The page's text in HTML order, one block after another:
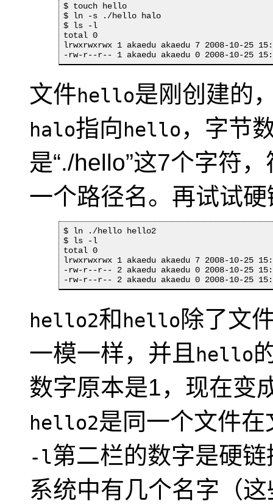
$ touch hello
$ ln -s ./hello halo
$ ls -l
total 0
lrwxrwxrwx 1 akaedu akaedu 7 2008-10-25
-rw-r--r-- 1 akaedu akaedu 0 2008-10-25
文件hello是刚创建的
halo指向 hello，字节
是“./hello”这7个字符
一个路径名。再试试
$ ln ./hello hello2
$ ls -l
total 0
lrwxrwxrwx 1 akaedu akaedu 7 2008-10-25
-rw-r--r-- 2 akaedu akaedu 0 2008-10-25
-rw-r--r-- 2 akaedu akaedu 0 2008-10-25
hello2和 hello除了文
一模一样，并且 hello
数字原本是1，现在变
hello2是同一个文件
-l第二栏的数字是硬
系统中有几个名字（